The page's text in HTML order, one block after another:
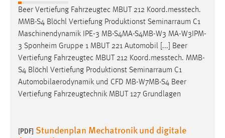
Beer Vertiefung Fahrzeugtec MBUT 212 Koord.messtech.
MMB-S4 Blöchl Vertiefung Produktionst Seminarraum C1
Maschinendynamik IPE-3 MB-S4MA-S4MB-W3 MA-W3IPM-
3 Sponheim Gruppe 1 MBUT 221 Automobil [...] Beer
Vertiefung Fahrzeugtec MBUT 212 Koord.messtech. MMB-
S4 Blöchl Vertiefung Produktionst Seminarraum C1
Automobilaerodynamik und CFD MB-W7MB-S4 Beer
Vertiefung Fahrzeugtechnik MBUT 127 Grundlagen
[PDF] Stundenplan Mechatronik und digitale
Name:
_gcl_au
Anbieter:
Google Ireland Limited
Zweck:
Conversion-Tracking
Cookie Laufzeit: